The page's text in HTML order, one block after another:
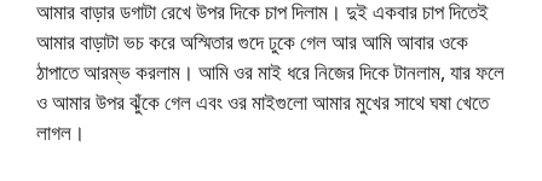
আমার বাড়ার ডগাটা রেখে উপর দিকে চাপ দিলাম। দুই একবার চাপ দিতেই
আমার বাড়াটা ভচ করে অস্মিতার গুদে ঢুকে গেল আর আমি আবার ওকে
ঠাপাতে আরম্ভ করলাম। আমি ওর মাই ধরে নিজের দিকে টানলাম, যার ফলে
ও আমার উপর ঝুঁকে গেল এবং ওর মাইগুলো আমার মুখের সাথে ঘষা খেতে
লাগল।